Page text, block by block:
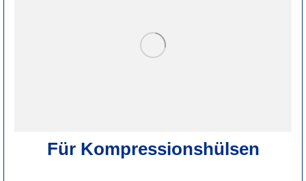
Für Kompressionshülsen